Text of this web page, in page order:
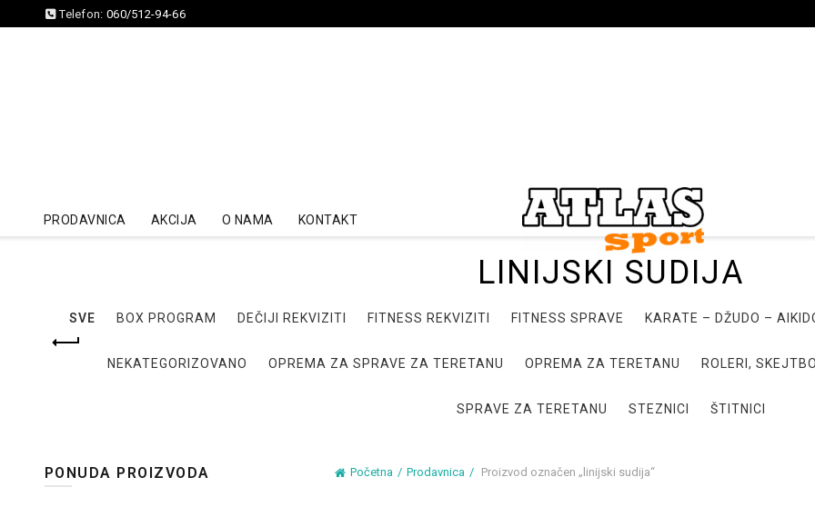
Telefon: 060/512-94-66
PRODAVNICA AKCIJA O NAMA KONTAKT
LINIJSKI SUDIJA
SVE BOX PROGRAM DEČIJI REKVIZITI FITNESS REKVIZITI FITNESS SPRAVE KARATE – DŽUDO –
NEKATEGORIZOVANO OPREMA ZA SPRAVE ZA TERETANU OPREMA ZA TERETANU ROLERI,
SPRAVE ZA TERETANU STEZNICI ŠTITNICI
Početna Prodavnica Proizvod označen „linijski sudija“
PONUDA PROIZVODA